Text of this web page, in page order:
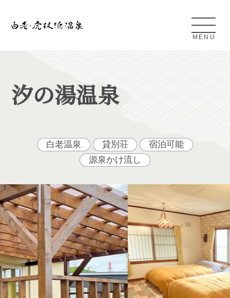
アクセス
日帰り温泉
宿泊できる温泉
施設一覧
MENU
汐の湯温泉
白老温泉 貸別荘
宿泊可能
源泉かけ流し